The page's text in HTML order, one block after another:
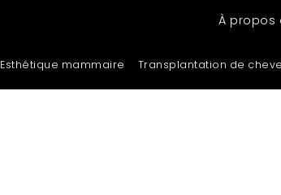
À propos
Esthétique mammaire Transplantation de